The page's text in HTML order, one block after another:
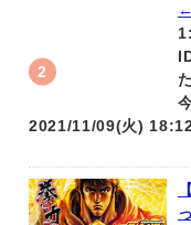
2021/11/09(火)